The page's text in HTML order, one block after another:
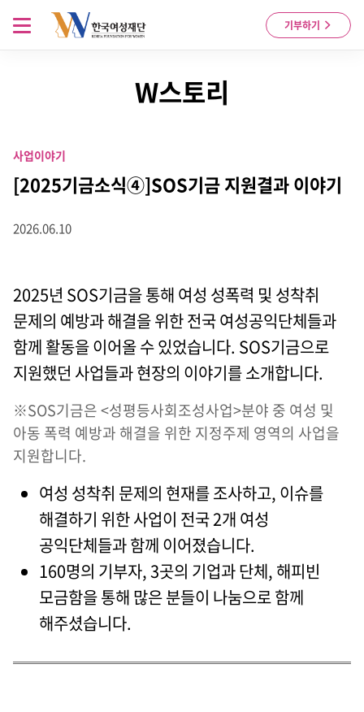
Skip to content
기부하기
메뉴 열기
W스토리
사업이야기
[2025기금소식④]SOS기금 지원결과 이야기
2026.06.10
2025년 SOS기금을 통해 여성 성폭력 및 성착취
문제의 예방과 해결을 위한 전국 여성공익단체들과
함께 활동을 이어올 수 있었습니다. SOS기금으로
지원했던 사업들과 현장의 이야기를 소개합니다.
※SOS기금은 <성평등사회조성사업>분야 중 여성 및
아동 폭력 예방과 해결을 위한 지정주제 영역의 사업을
지원합니다.
여성 성착취 문제의 현재를 조사하고, 이슈를
해결하기 위한 사업이 전국 2개 여성
공익단체들과 함께 이어졌습니다.
160명의 기부자, 3곳의 기업과 단체, 해피빈
모금함을 통해 많은 분들이 나눔으로 함께
해주셨습니다.